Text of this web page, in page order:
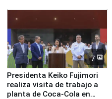
7
Presidenta Keiko Fujimori
realiza visita de trabajo a
planta de Coca-Cola en